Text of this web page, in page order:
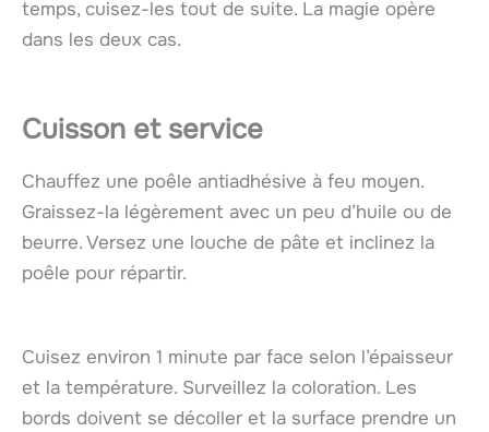
temps, cuisez-les tout de suite. La magie opère
dans les deux cas.
Cuisson et service
Chauffez une poêle antiadhésive à feu moyen.
Graissez-la légèrement avec un peu d’huile ou de
beurre. Versez une louche de pâte et inclinez la
poêle pour répartir.
Cuisez environ 1 minute par face selon l’épaisseur
et la température. Surveillez la coloration. Les
bords doivent se décoller et la surface prendre un